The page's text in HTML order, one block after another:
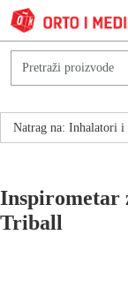
Natrag na: Inhalatori i
Inspirometar
Triball